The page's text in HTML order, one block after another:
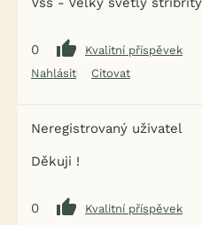
0
Kvalitní příspěvek
Nahlásit
Citovat
Neregistrovaný uživatel
Děkuji !
0
Kvalitní příspěvek